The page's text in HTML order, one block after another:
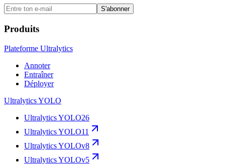
S'abonner
Produits
Plateforme Ultralytics
Annoter
Entraîner
Déployer
Ultralytics YOLO
Ultralytics YOLO26
Ultralytics YOLO11
Ultralytics YOLOv8
Ultralytics YOLOv5